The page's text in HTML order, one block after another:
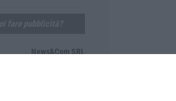
News&Com SRL